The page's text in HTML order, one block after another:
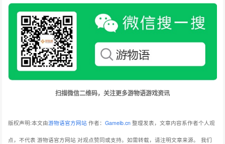
扫描微信二维码，关注更多游物语游戏资讯
版权声明:本文由游物语官方网站 作者：Gameib.cn 整理发表，文章内容系作者个人观
点，不代表 游物语官方网站 对观点赞同或支持。如需转载，请注明文章来源。 我们